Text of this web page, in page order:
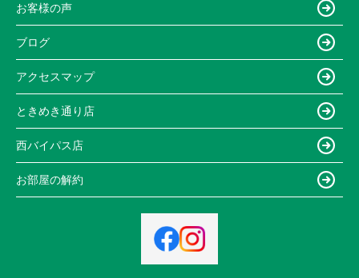
お客様の声
ブログ
アクセスマップ
ときめき通り店
西バイパス店
お部屋の解約